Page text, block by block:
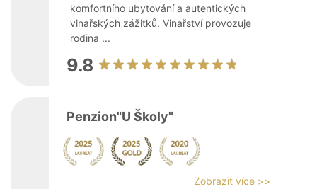
komfortního ubytování a autentických
vinařských zážitků. Vinařství provozuje
rodina ...
9.8
Penzion"U Školy"
Zobrazit více >>